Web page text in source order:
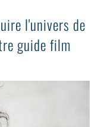
l'univers de
guide film